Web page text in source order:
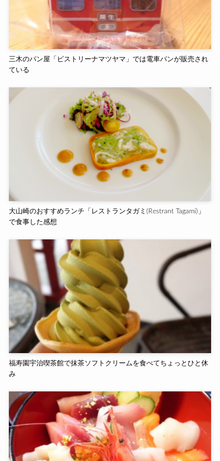
三木のパン屋「ピストリーナマツヤマ」では電車パンが販売され
ている
大山崎のおすすめランチ「レストランタガミ(Restrant Tagami)」
で食事した感想
福寿園宇治喫茶館で抹茶ソフトクリームを食べてちょっとひと休
み